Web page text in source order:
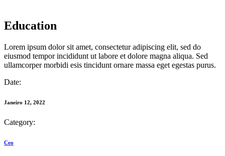
Education
Lorem ipsum dolor sit amet, consectetur adipiscing elit, sed do
eiusmod tempor incididunt ut labore et dolore magna aliqua. Sed
ullamcorper morbidi esis tincidunt ornare massa eget egestas purus.
Date:
Janeiro 12, 2022
Category:
Ceo